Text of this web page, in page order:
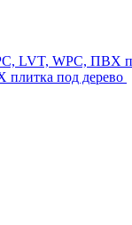
LVT, WPC, ПВХ
плитка под дерево